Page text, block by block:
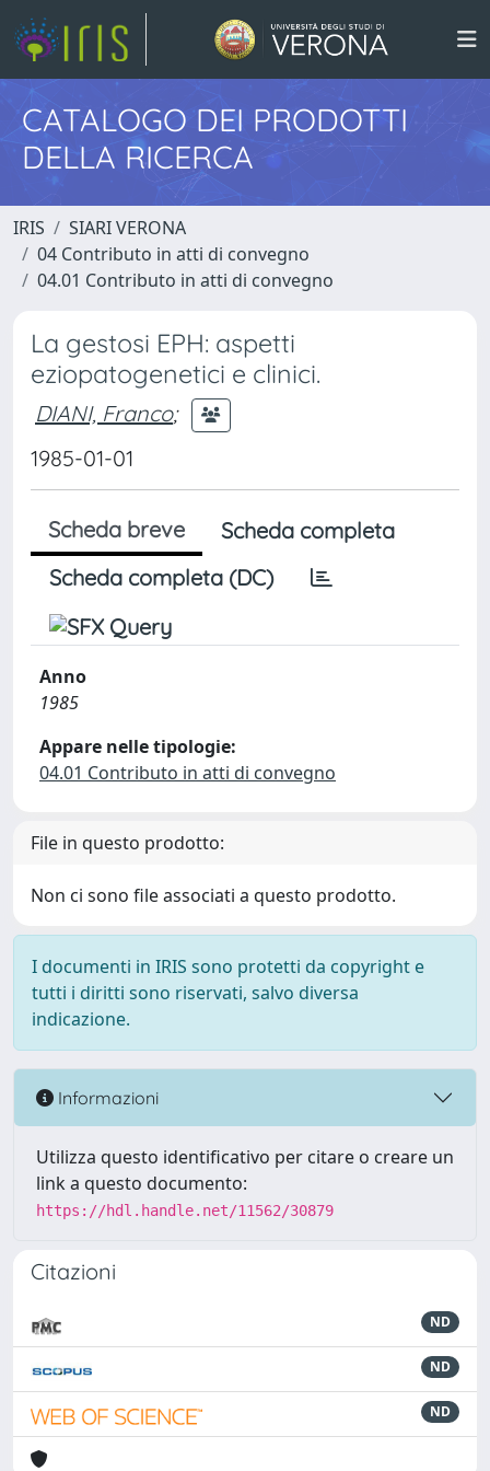
CATALOGO DEI PRODOTTI
DELLA RICERCA
IRIS
SIARI VERONA
04 Contributo in atti di convegno
04.01 Contributo in atti di convegno
La gestosi EPH: aspetti
eziopatogenetici e clinici.
DIANI, Franco;
1985-01-01
Scheda breve
Scheda completa
Scheda completa (DC)
Anno
1985
Appare nelle tipologie:
04.01 Contributo in atti di convegno
File in questo prodotto:
Non ci sono file associati a questo prodotto.
I documenti in IRIS sono protetti da copyright e
tutti i diritti sono riservati, salvo diversa
indicazione.
Informazioni
Utilizza questo identificativo per citare o creare un
link a questo documento:
https://hdl.handle.net/11562/30879
Citazioni
ND
ND
ND